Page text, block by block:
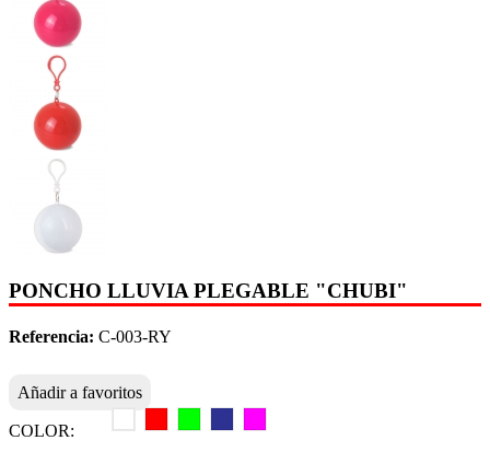
PONCHO LLUVIA PLEGABLE "CHUBI"
Referencia: C-003-RY
Añadir a favoritos
COLOR: